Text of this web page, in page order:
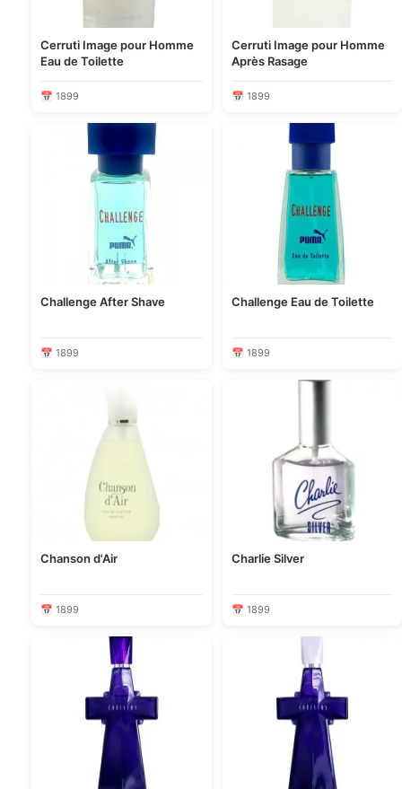
Cerruti Image pour Homme
Eau de Toilette
📅 1899
Cerruti Image pour Homme
Après Rasage
📅 1899
Challenge After Shave
📅 1899
Challenge Eau de Toilette
📅 1899
Chanson d'Air
📅 1899
Charlie Silver
📅 1899